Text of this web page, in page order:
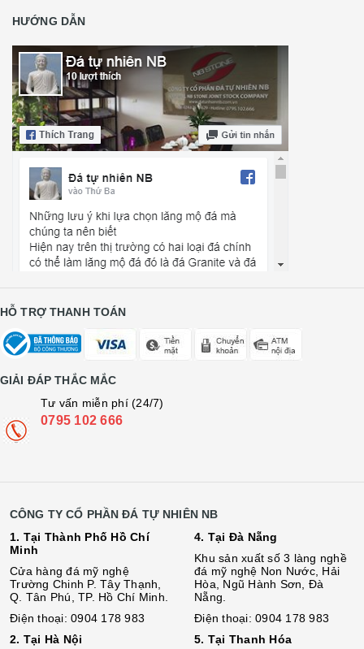
HƯỚNG DẪN
HỖ TRỢ THANH TOÁN
GIẢI ĐÁP THẮC MẮC
Tư vấn miễn phí (24/7)
0795 102 666
CÔNG TY CỔ PHẦN ĐÁ TỰ NHIÊN NB
1. Tại Thành Phố Hồ Chí
Minh
Cửa hàng đá mỹ nghệ
Trường Chinh P. Tây Thạnh,
Q. Tân Phú, TP. Hồ Chí Minh.
Điện thoại: 0904 178 983
2. Tại Hà Nội
4. Tại Đà Nẵng
Khu sản xuất số 3 làng nghề
đá mỹ nghệ Non Nước, Hải
Hòa, Ngũ Hành Sơn, Đà
Nẵng.
Điện thoại: 0904 178 983
5. Tại Thanh Hóa